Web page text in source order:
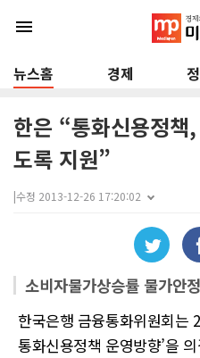
menu
뉴스홈 경제
한은 “통화신용정책
도록 지원”
|수정 2013-12-26 17:20:02
소비자물가상승률 물가안
한국은행 금융통화위원회는
통화신용정책 운영방향’을